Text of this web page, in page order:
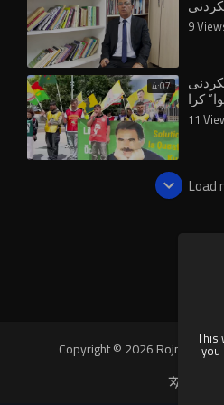
This
9
4:07 کرا
11
Load
Copyright © 2026 Rojnews